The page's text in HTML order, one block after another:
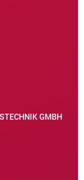
GMBH